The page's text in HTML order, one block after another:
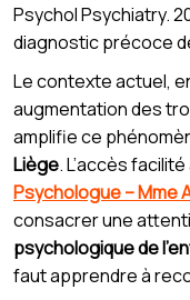
Psychol Psychiatry.
diagnostic précoce
Le contexte actuel,
augmentation des
amplifie ce
Liège. L’accès
Psychologue – Mme
consacrer une
psychologique de
faut apprendre à